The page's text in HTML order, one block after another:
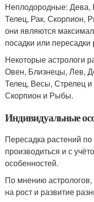
Неплодородные: Дева,
Телец, Рак, Скорпион,
они являются
посадки или пересадки
Некоторые астрологи
Овен, Близнецы, Лев,
Телец, Весы, Стрелец
Скорпион и Рыбы.
Индивидуальные
Пересадка растений
производиться и с
особенностей.
По мнению астрологов,
на рост и развитие